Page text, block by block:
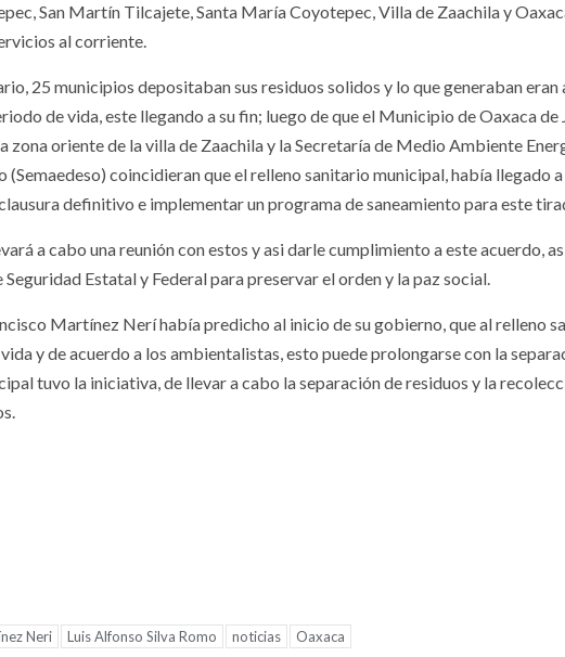
San Martín Tilcajete, Santa María Coyotepec, Villa de Zaachila y
al corriente.
25 municipios depositaban sus residuos solidos y lo que generaban
de vida, este llegando a su fin; luego de que el Municipio de Oaxaca de
zona oriente de la villa de Zaachila y la Secretaría de Medio Ambiente
coincidieran que el relleno sanitario municipal, había llegado
definitivo e implementar un programa de saneamiento para este
a cabo una reunión con estos y asi darle cumplimiento a este acuerdo,
Estatal y Federal para preservar el orden y la paz social.
Martínez Nerí había predicho al inicio de su gobierno, que al relleno
y de acuerdo a los ambientalistas, esto puede prolongarse con la
tuvo la iniciativa, de llevar a cabo la separación de residuos y la
Neri Luis Alfonso Silva Romo noticias Oaxaca